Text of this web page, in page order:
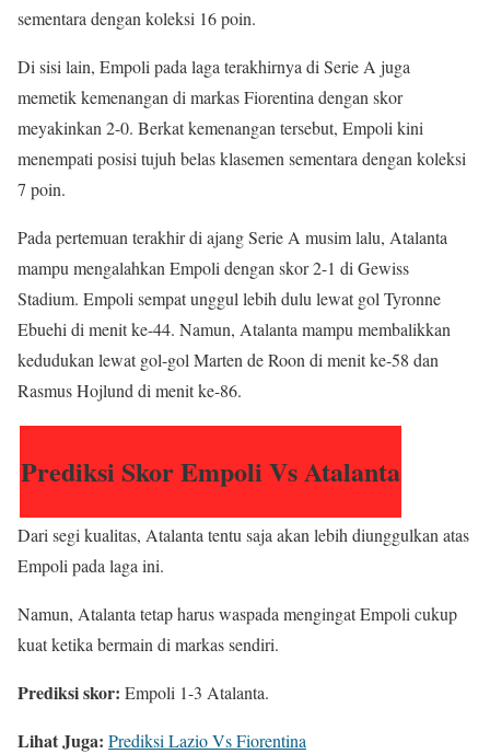
sementara dengan koleksi 16 poin.
Di sisi lain, Empoli pada laga terakhirnya di Serie A juga
memetik kemenangan di markas Fiorentina dengan skor
meyakinkan 2-0. Berkat kemenangan tersebut, Empoli kini
menempati posisi tujuh belas klasemen sementara dengan koleksi
7 poin.
Pada pertemuan terakhir di ajang Serie A musim lalu, Atalanta
mampu mengalahkan Empoli dengan skor 2-1 di Gewiss
Stadium. Empoli sempat unggul lebih dulu lewat gol Tyronne
Ebuehi di menit ke-44. Namun, Atalanta mampu membalikkan
kedudukan lewat gol-gol Marten de Roon di menit ke-58 dan
Rasmus Hojlund di menit ke-86.
Prediksi Skor Empoli Vs Atalanta
Dari segi kualitas, Atalanta tentu saja akan lebih diunggulkan atas
Empoli pada laga ini.
Namun, Atalanta tetap harus waspada mengingat Empoli cukup
kuat ketika bermain di markas sendiri.
Prediksi skor: Empoli 1-3 Atalanta.
Lihat Juga: Prediksi Lazio Vs Fiorentina